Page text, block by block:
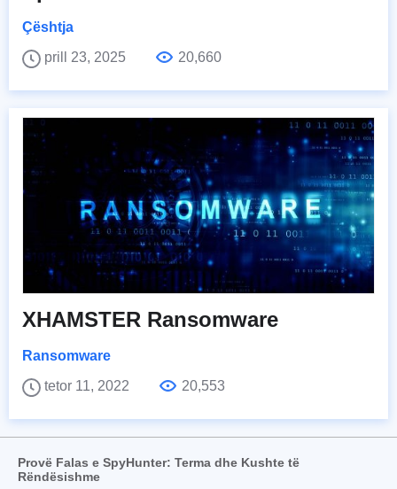
Çështja
prill 23, 2025
20,660
XHAMSTER Ransomware
Ransomware
tetor 11, 2022
20,553
Provë Falas e SpyHunter: Terma dhe Kushte të
Rëndësishme